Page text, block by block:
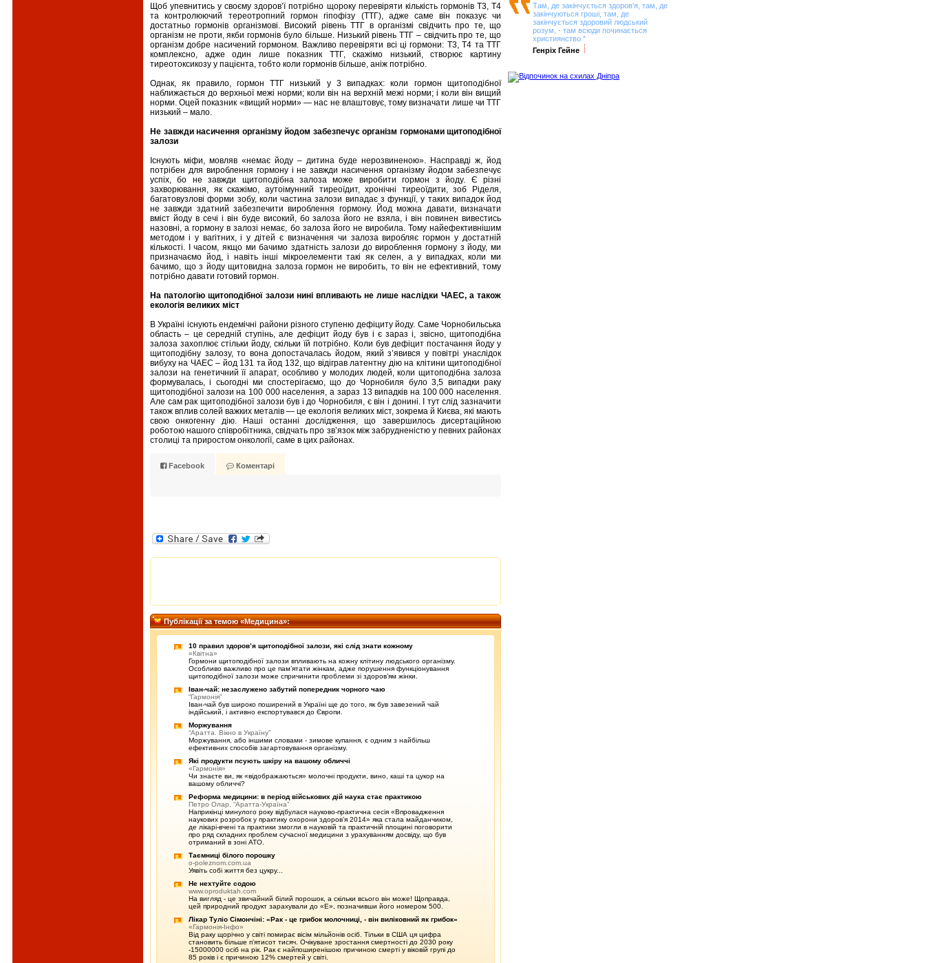
Щоб упевнитись у своєму здоров’ї потрібно щороку перевіряти кількість гормонів Т3, Т4
та контролюючий тереотропний гормон гіпофізу (ТТГ), адже саме він показує чи
достатньо гормонів організмові. Високий рівень ТТГ в організмі свідчить про те, що
організм не проти, якби гормонів було більше. Низький рівень ТТГ – свідчить про те, що
організм добре насичений гормоном. Важливо перевіряти всі ці гормони: Т3, Т4 та ТТГ
комплексно, адже один лише показник ТТГ, скажімо низький, створює картину
тиреотоксикозу у пацієнта, тобто коли гормонів більше, аніж потрібно.
Однак, як правило, гормон ТТГ низький у 3 випадках: коли гормон щитоподібної
наближається до верхньої межі норми; коли він на верхній межі норми; і коли він вищий
норми. Оцей показник «вищий норми» — нас не влаштовує, тому визначати лише чи ТТГ
низький – мало.
Не завжди насичення організму йодом забезпечує організм гормонами щитоподібної
залози
Існують міфи, мовляв «немає йоду – дитина буде нерозвиненою». Насправді ж, йод
потрібен для вироблення гормону і не завжди насичення організму йодом забезпечує
успіх, бо не завжди щитоподібна залоза може виробити гормон з йоду. Є різні
захворювання, як скажімо, аутоімунний тиреоїдит, хронічні тиреоїдити, зоб Ріделя,
багатовузлові форми зобу, коли частина залози випадає з функції, у таких випадок йод
не завжди здатний забезпечити вироблення гормону. Йод можна давати, визначати
вміст йоду в сечі і він буде високий, бо залоза його не взяла, і він повинен вивестись
назовні, а гормону в залозі немає, бо залоза його не виробила. Тому найефективнішим
методом і у вагітних, і у дітей є визначення чи залоза виробляє гормон у достатній
кількості. І часом, якщо ми бачимо здатність залози до вироблення гормону з йоду, ми
призначаємо йод, і навіть інші мікроелементи такі як селен, а у випадках, коли ми
бачимо, що з йоду щитовидна залоза гормон не виробить, то він не ефективний, тому
потрібно давати готовий гормон.
На патологію щитоподібної залози нині впливають не лише наслідки ЧАЕС, а також
екологія великих міст
В Україні існують ендемічні райони різного ступеню дефіциту йоду. Саме Чорнобильська
область – це середній ступінь, але дефіцит йоду був і є зараз і, звісно, щитоподібна
залоза захоплює стільки йоду, скільки їй потрібно. Коли був дефіцит постачання йоду у
щитоподібну залозу, то вона допостачалась йодом, який з’явився у повітрі унаслідок
вибуху на ЧАЕС – йод 131 та йод 132, що відіграв латентну дію на клітини щитоподібної
залози на генетичний її апарат, особливо у молодих людей, коли щитоподібна залоза
формувалась, і сьогодні ми спостерігаємо, що до Чорнобиля було 3,5 випадки раку
щитоподібної залози на 100 000 населення, а зараз 13 випадків на 100 000 населення.
Але сам рак щитоподібної залози був і до Чорнобиля, є він і донині. І тут слід зазначити
також вплив солей важких металів — це екологія великих міст, зокрема й Києва, які мають
свою онкогенну дію. Наші останні дослідження, що завершилось дисертаційною
роботою нашого співробітника, свідчать про зв’язок між забрудненістю у певних районах
столиці та приростом онкології, саме в цих районах.
Facebook Коментарі
Публiкацiї за темою «Медицина»:
10 правил здоров’я щитоподібної залози, які слід знати кожному
«Квітна»
Гормони щитоподібної залози впливають на кожну клітину людського організму.
Особливо важливо про це пам’ятати жінкам, адже порушення функціонування
щитоподібної залози може спричинити проблеми зі здоров’ям жінки.
Іван-чай: незаслужено забутий попередник чорного чаю
“Гармонія”
Іван-чай був широко поширений в Україні ще до того, як був завезений чай
індійський, і активно експортувався до Європи.
Моржування
“Аратта. Вікно в Україну”
Моржування, або іншими словами - зимове купання, є одним з найбільш
ефективних способів загартовування організму.
Які продукти псують шкіру на вашому обличчі
«Гармонія»
Чи знаєте ви, як «відображаються» молочні продукти, вино, каші та цукор на
вашому обличчі?
Реформа медицини: в період військових дій наука стає практикою
Петро Олар, “Аратта-Україна”
Наприкінці минулого року відбулася науково-практична сесія «Впровадження
наукових розробок у практику охорони здоров’я 2014» яка стала майданчиком,
де лікарі-вчені та практики змогли в науковій та практичній площині поговорити
про ряд складних проблем сучасної медицини з урахуванням досвіду, що був
отриманий в зоні АТО.
Таємниці білого порошку
o-poleznom.com.ua
Уявіть собі життя без цукру...
Не нехтуйте содою
www.oproduktah.com
На вигляд - це звичайний білий порошок, а скільки всього він може! Щоправда,
цей природний продукт зарахували до «Е», позначивши його номером 500.
Лікар Туліо Сімончіні: «Рак - це грибок молочниці, - він виліковний як грибок»
«Гармонія-Інфо»
Від раку щорічно у світі помирає вісім мільйонів осіб. Тільки в США ця цифра
становить більше п’ятисот тисяч. Очікуване зростання смертності до 2030 року
-15000000 осіб на рік. Рак є найпоширенішою причиною смерті у віковій групі до
85 років і є причиною 12% смертей у світі.
Там, де закінчується здоров'я, там, де
закінчуються гроші, там, де
закінчується здоровий людський
розум, - там всюди починається
християнство ”
Генріх Гейне